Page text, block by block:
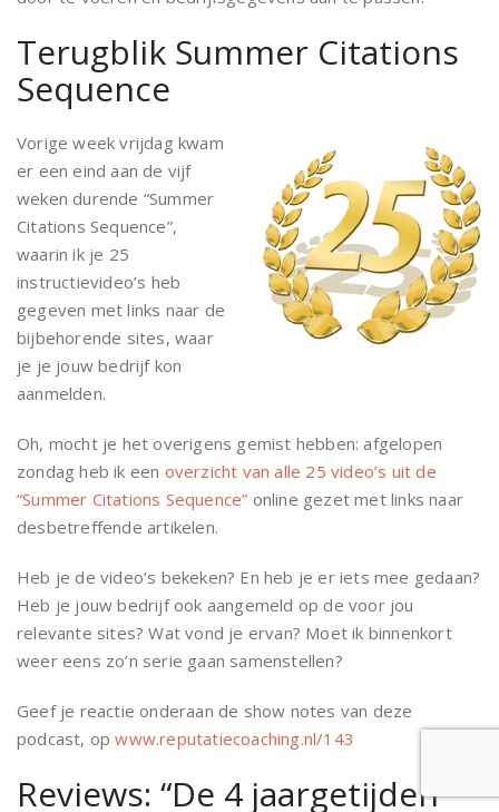
Terugblik Summer Citations
Sequence
Vorige week vrijdag kwam
er een eind aan de vijf
weken durende “Summer
Citations Sequence”,
waarin ik je 25
instructievideo’s heb
gegeven met links naar de
bijbehorende sites, waar
je je jouw bedrijf kon
aanmelden.
Oh, mocht je het overigens gemist hebben: afgelopen
zondag heb ik een overzicht van alle 25 video’s uit de
“Summer Citations Sequence” online gezet met links naar
desbetreffende artikelen.
Heb je de video’s bekeken? En heb je er iets mee gedaan?
Heb je jouw bedrijf ook aangemeld op de voor jou
relevante sites? Wat vond je ervan? Moet ik binnenkort
weer eens zo’n serie gaan samenstellen?
Geef je reactie onderaan de show notes van deze
podcast, opwww.reputatiecoaching.nl/143
Reviews: “De 4 jaargetijden”